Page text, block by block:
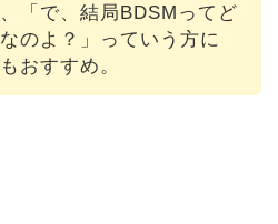
「で、結局BDSMってど
のよ？」っていう方に
おすすめ。